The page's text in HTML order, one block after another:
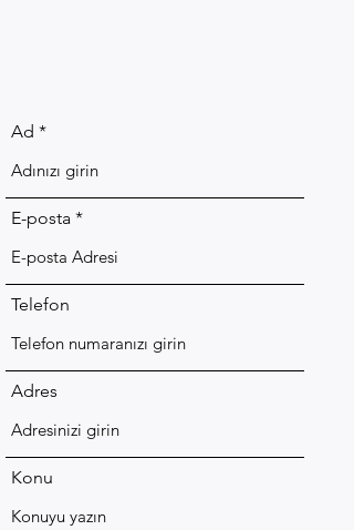
Ad
E-posta
Telefon
Adres
Konu